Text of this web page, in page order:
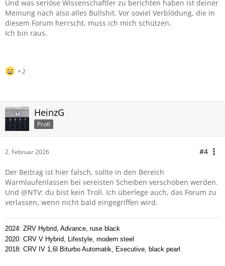
Und was seriöse Wissenschaftler zu berichten haben ist deiner
Meinung nach also alles Bullshit. Vor soviel Verblödung, die in
diesem Forum herrscht, muss ich mich schützen.
Ich bin raus.
2
HeinzG
Profi
2. Februar 2026 #4
Der Beitrag ist hier falsch, sollte in den Bereich
Warmlaufenlassen bei vereisten Scheiben verschoben werden.
Und @NTV: du bist kein Troll. Ich überlege auch, das Forum zu
verlassen, wenn nicht bald eingegriffen wird.
2024: ZRV Hybrid, Advance, ruse black
2020: CRV V Hybrid, Lifestyle, modern steel
2018: CRV IV 1,6l Biturbo Automatik, Executive, black pearl